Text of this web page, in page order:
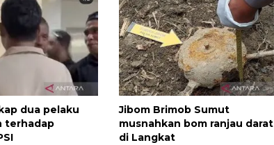
dua pelaku
terhadap
Jibom Brimob Sumut
musnahkan bom ranjau darat
di Langkat